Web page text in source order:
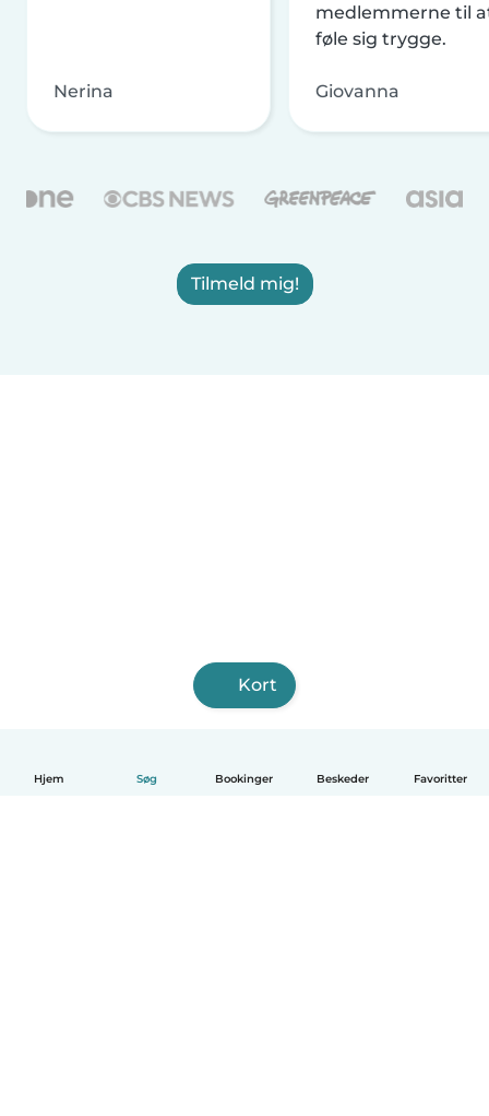
Hjem Søg Bookinger Beskeder Favoritter
Nerina
medlemmerne til
føle sig trygge.
Giovanna
Tilmeld mig!
Kort